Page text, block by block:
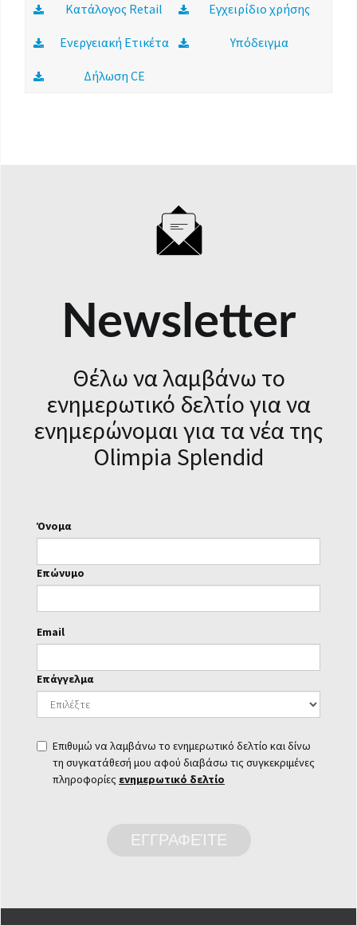
Κατάλογος Retail Εγχειρίδιο χρήσης
Ενεργειακή Ετικέτα Υπόδειγμα
Δήλωση CE
Newsletter
Θέλω να λαμβάνω το
ενημερωτικό δελτίο για να
ενημερώνομαι για τα νέα της
Olimpia Splendid
Όνομα
Επώνυμο
Email
Επάγγελμα
Επιθυμώ να λαμβάνω το ενημερωτικό δελτίο και δίνω
τη συγκατάθεσή μου αφού διαβάσω τις συγκεκριμένες
πληροφορίες ενημερωτικό δελτίο
ΕΓΓΡΑΦΕΊΤΕ